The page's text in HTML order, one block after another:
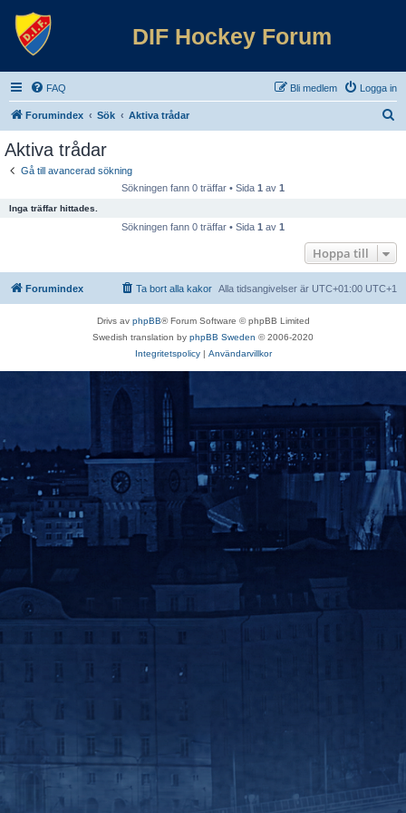
DIF Hockey Forum
FAQ Logga in
Bli medlem
Forumindex Sök Aktiva trådar
Aktiva trådar
Gå till avancerad sökning
Sökningen fann 0 träffar • Sida 1 av 1
Inga träffar hittades.
Sökningen fann 0 träffar • Sida 1 av 1
Hoppa till
Forumindex Alla tidsangivelser är UTC+01:00 UTC+1
Ta bort alla kakor
Drivs av phpBB® Forum Software © phpBB Limited
Swedish translation by phpBB Sweden © 2006-2020
Integritetspolicy| Användarvillkor